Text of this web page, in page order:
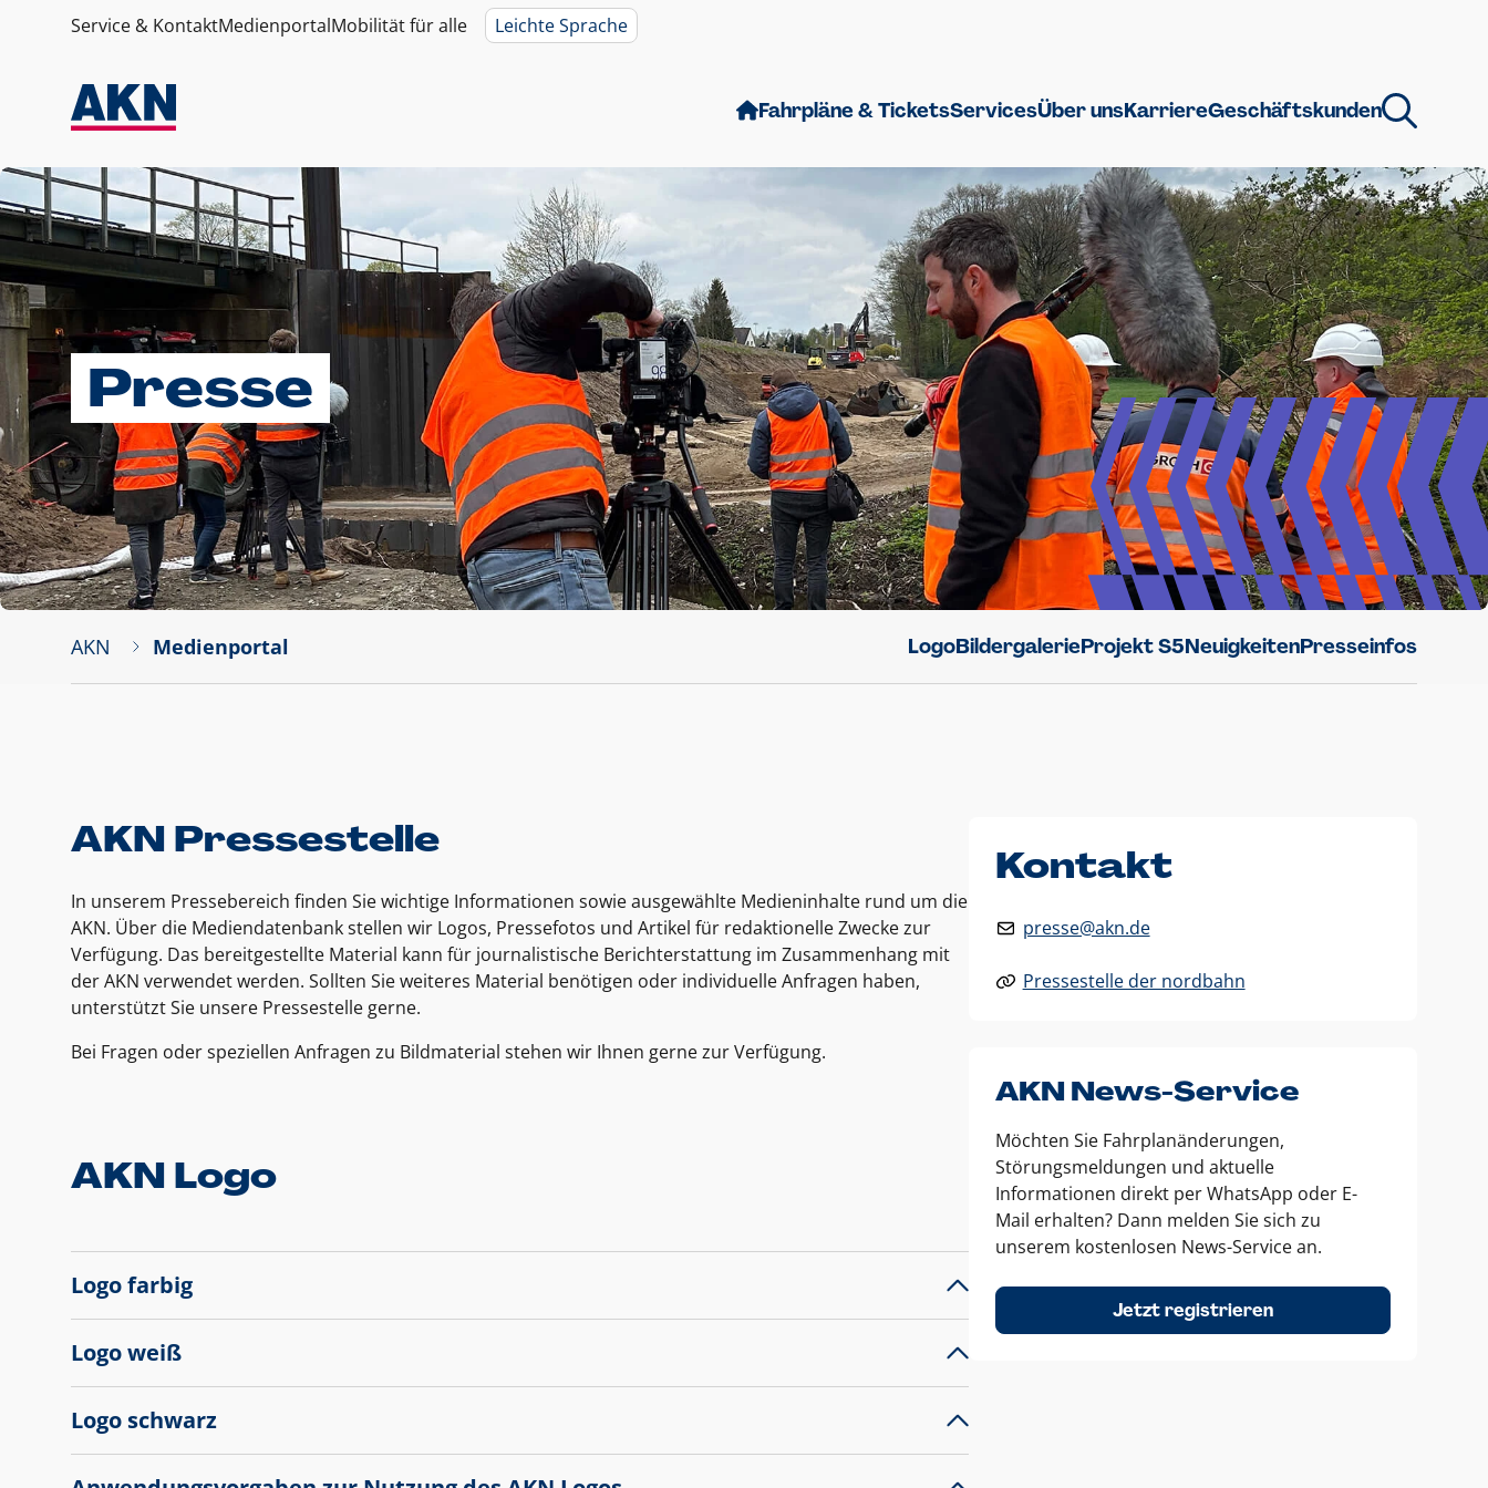
Service & KontaktMedienportalMobilität für alle Leichte Sprache
Fahrpläne & TicketsServicesÜber unsKarriereGeschäftskunden
Presse
AKN Medienportal LogoBildergalerieProjekt S5NeuigkeitenPresseinfos
AKN Pressestelle
In unserem Pressebereich finden Sie wichtige Informationen sowie ausgewählte Medieninhalte rund um die
AKN. Über die Mediendatenbank stellen wir Logos, Pressefotos und Artikel für redaktionelle Zwecke zur
Verfügung. Das bereitgestellte Material kann für journalistische Berichterstattung im Zusammenhang mit
der AKN verwendet werden. Sollten Sie weiteres Material benötigen oder individuelle Anfragen haben,
unterstützt Sie unsere Pressestelle gerne.
Bei Fragen oder speziellen Anfragen zu Bildmaterial stehen wir Ihnen gerne zur Verfügung.
AKN Logo
Logo farbig
Logo weiß
Logo schwarz
Kontakt
presse@akn.de
Pressestelle der nordbahn
AKN News-Service
Möchten Sie Fahrplanänderungen,
Störungsmeldungen und aktuelle
Informationen direkt per WhatsApp oder E-
Mail erhalten? Dann melden Sie sich zu
unserem kostenlosen News-Service an.
Jetzt registrieren